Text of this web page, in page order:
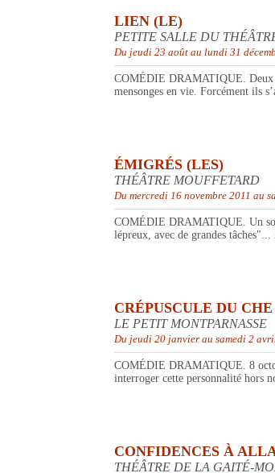
LIEN (LE)
PETITE SALLE DU
Du jeudi 23 août au lundi 31
COMÉDIE DRAMATIQUE. Deux
mensonges en vie. Forcément ils
ÉMIGRÉS (LES)
THÉÂTRE MOUFFETARD
Du mercredi 16 novembre 2011 au
COMÉDIE DRAMATIQUE. Un
lépreux, avec de grandes
CRÉPUSCULE DU
LE PETIT MONTPARNASSE
Du jeudi 20 janvier au samedi 2
COMÉDIE DRAMATIQUE. 8
interroger cette personnalité hors
CONFIDENCES À
THÉÂTRE DE LA GAITÉ-